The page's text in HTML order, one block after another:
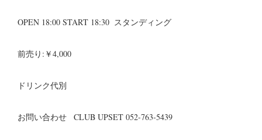
OPEN 18:00 START 18:30 スタンディング
前売り:￥4,000
ドリンク代別
お問い合わせ CLUB UPSET 052-763-5439